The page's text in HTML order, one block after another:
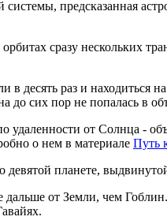
системы, предсказанная
сразу нескольких
в десять раз и
до сих пор не попалась в
от Солнца -
о нем в материале Путь
девятой планете,
от Земли, чем